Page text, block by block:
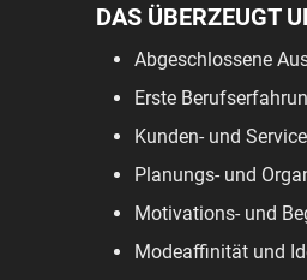
DAS ÜBERZEUGT
Abgeschlossene
Erste
Kunden- und
Planungs- und
Motivations- und
Modeaffinität und